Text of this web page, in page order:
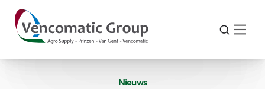
Nieuws